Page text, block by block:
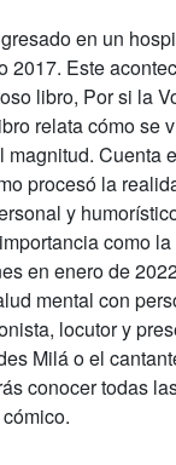
en un
2017. Este
libro, Por si la
relata cómo se
Cuenta
procesó la
y
como
en enero de
mental con
locutor y
Milá o el
conocer todas